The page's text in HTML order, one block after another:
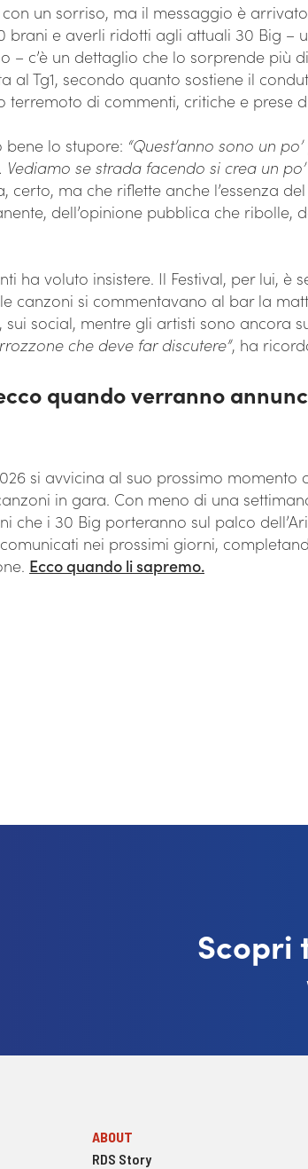
un sorriso, ma il messaggio è
brani e averli ridotti agli attuali 30 Big –
– c’è un dettaglio che lo sorprende più
al Tg1, secondo quanto sostiene il
terremoto di commenti, critiche e prese
bene lo stupore: “Quest’anno sono un
se strada facendo si crea un
certo, ma che riflette anche l’essenza
dell’opinione pubblica che ribolle,
ha voluto insistere. Il Festival, per lui, è
canzoni si commentavano al bar la
sui social, mentre gli artisti sono ancora
che deve far discutere”, ha
quando verranno
si avvicina al suo prossimo momento
in gara. Con meno di una
che i 30 Big porteranno sul palco
nei prossimi giorni,
Ecco quando li sapremo.
Scopri
ABOUT
RDS Story